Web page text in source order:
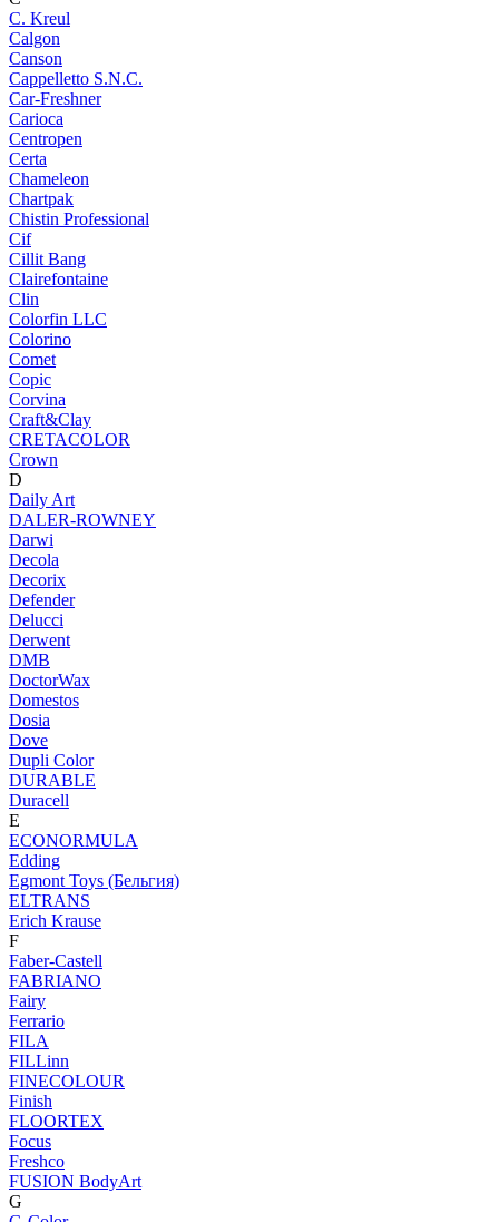
C. Kreul
Calgon
Canson
Cappelletto S.N.C.
Car-Freshner
Carioca
Centropen
Certa
Chameleon
Chartpak
Chistin Professional
Cif
Cillit Bang
Clairefontaine
Clin
Colorfin LLC
Colorino
Comet
Copic
Corvina
Craft&Clay
CRETACOLOR
Crown
D
Daily Art
DALER-ROWNEY
Darwi
Decola
Decorix
Defender
Delucci
Derwent
DMB
DoctorWax
Domestos
Dosia
Dove
Dupli Color
DURABLE
Duracell
E
ECONORMULA
Edding
Egmont Toys (Бельгия)
ELTRANS
Erich Krause
F
Faber-Castell
FABRIANO
Fairy
Ferrario
FILA
FILLinn
FINECOLOUR
Finish
FLOORTEX
Focus
Freshco
FUSION BodyArt
G